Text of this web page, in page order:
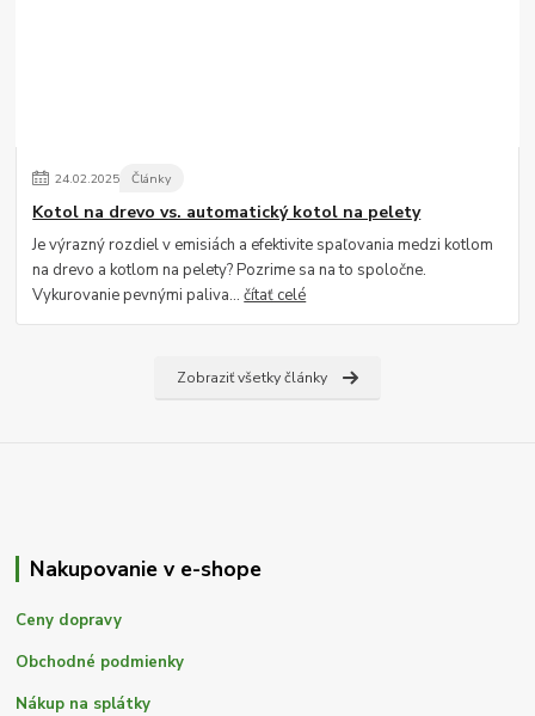
24.02.2025 Články
Kotol na drevo vs. automatický kotol na pelety
Je výrazný rozdiel v emisiách a efektivite spaľovania medzi kotlom
na drevo a kotlom na pelety? Pozrime sa na to spoločne.
Vykurovanie pevnými paliva...čítať celé
Zobraziť všetky články
Nakupovanie v e-shope
Ceny dopravy
Obchodné podmienky
Nákup na splátky